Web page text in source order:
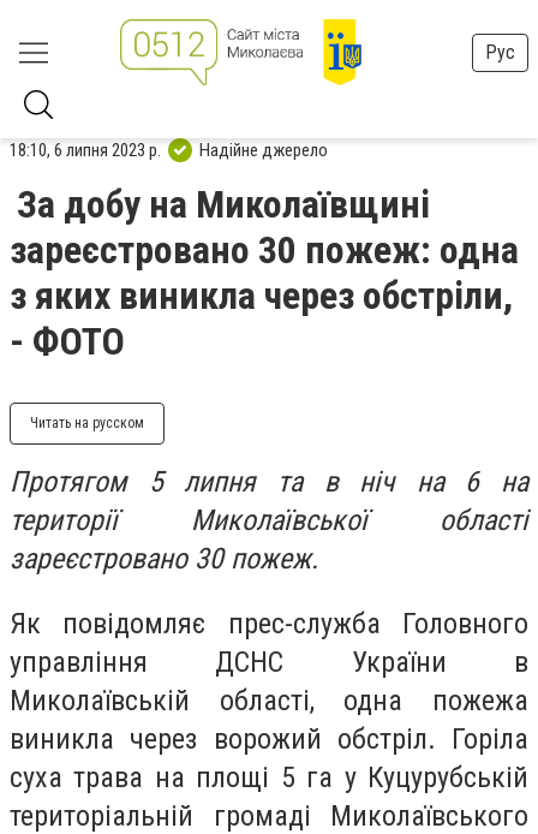
Рус
18:10, 6 липня 2023 р. Надійне джерело
За добу на Миколаївщині
зареєстровано 30 пожеж: одна
з яких виникла через обстріли,
- ФОТО
Читать на русском
Протягом 5 липня та в ніч на 6 на
території Миколаївської області
зареєстровано 30 пожеж.
Як повідомляє прес-служба Головного
управління ДСНС України в
Миколаївській області, одна пожежа
виникла через ворожий обстріл. Горіла
суха трава на площі 5 га у Куцурубській
територіальній громаді Миколаївського